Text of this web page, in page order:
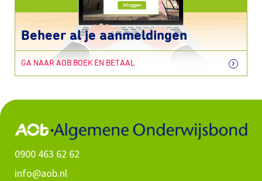
Beheer al je aanmeldingen
GA NAAR AOB BOEK EN BETAAL
0900 463 62 62
info@aob.nl